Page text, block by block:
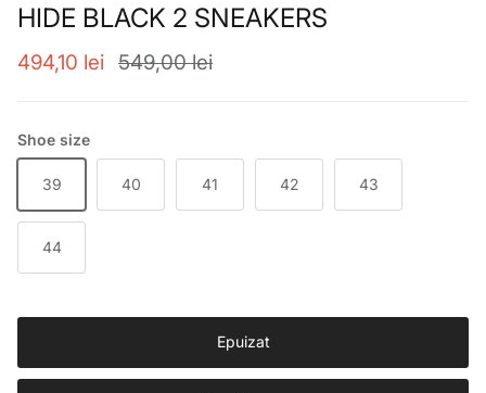
HIDE BLACK 2 SNEAKERS
Preț de vânzare
494,10 lei Preț obișnuit
549,00 lei
Shoe size
39 40 41 42 43
44
Epuizat